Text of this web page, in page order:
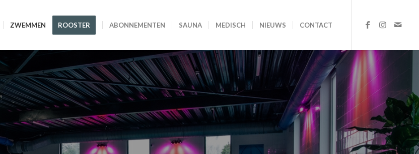
ZWEMMEN ROOSTER ABONNEMENTEN SAUNA MEDISCH NIEUWS CONTACT